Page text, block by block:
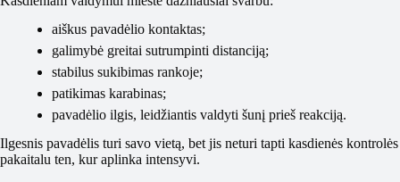
aiškus pavadėlio kontaktas;
galimybė greitai sutrumpinti distanciją;
stabilus sukibimas rankoje;
patikimas karabinas;
pavadėlio ilgis, leidžiantis valdyti šunį prieš reakciją.
Ilgesnis pavadėlis turi savo vietą, bet jis neturi tapti kasdienės kontrolės
pakaitalu ten, kur aplinka intensyvi.